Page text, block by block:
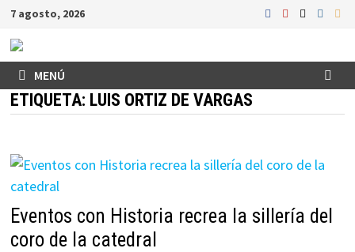
Saltar
contenido
7 agosto, 2026
MENÚ
ETIQUETA: LUIS ORTIZ DE VARGAS
Eventos con Historia recrea la sillería del
coro de la catedral